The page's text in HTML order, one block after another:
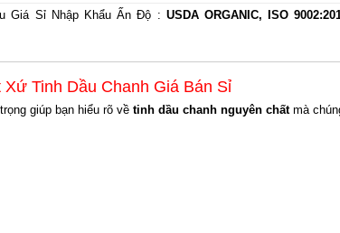
Giá Sỉ Nhập Khẩu Ấn Độ : USDA ORGANIC, ISO
Tinh Dầu Chanh Giá Bán Sỉ
giúp bạn hiểu rõ về tinh dầu chanh nguyên chấtmà